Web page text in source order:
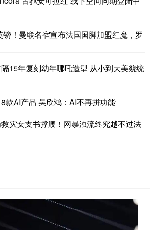
镑！曼联名宿宣布法国国脚加盟红魔，罗
15年复刻幼年哪吒造型 从小到大美貌统
款AI产品 吴欣鸿：AI不再拼功能
灾女支书撑腰！网暴浊流终究越不过法